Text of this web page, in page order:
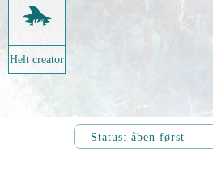
Helt creator
Status: åben først